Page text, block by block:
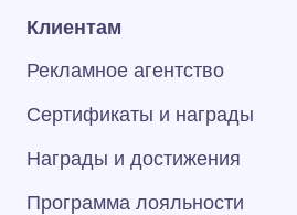
Клиентам
Рекламное агентство
Сертификаты и награды
Награды и достижения
Программа лояльности